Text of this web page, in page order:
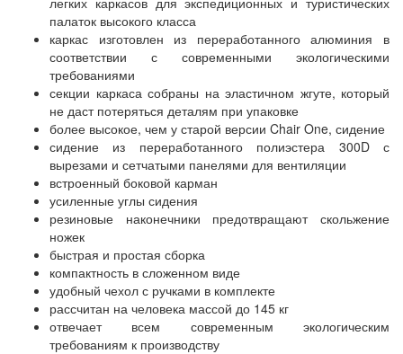
палаток высокого класса
каркас изготовлен из переработанного алюминия в
соответствии с современными экологическими
требованиями
секции каркаса собраны на эластичном жгуте, который
не даст потеряться деталям при упаковке
более высокое, чем у старой версии Chair One, сидение
сидение из переработанного полиэстера 300D с
вырезами и сетчатыми панелями для вентиляции
встроенный боковой карман
усиленные углы сидения
резиновые наконечники предотвращают скольжение
ножек
быстрая и простая сборка
компактность в сложенном виде
удобный чехол с ручками в комплекте
рассчитан на человека массой до 145 кг
отвечает всем современным экологическим
требованиям к производству